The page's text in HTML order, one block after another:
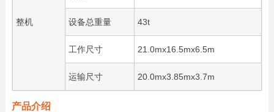
整机 设备总重量 43t
工作尺寸 21.0mx16.5mx6.5m
运输尺寸 20.0mx3.85mx3.7m
产品介绍